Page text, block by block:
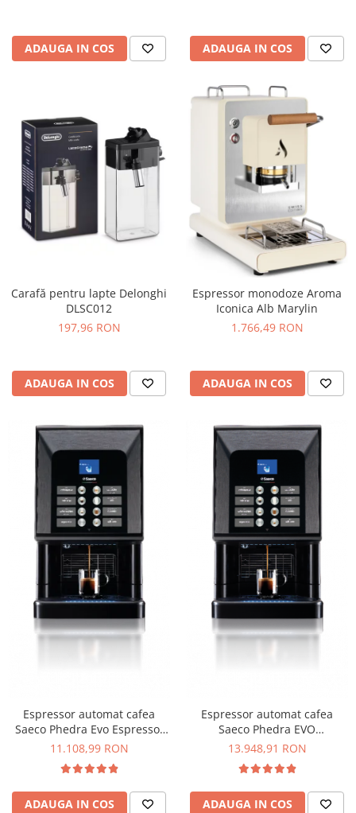
ADAUGA IN COS ADAUGA IN COS
Carafă pentru lapte Delonghi
DLSC012
197,96 RON
ADAUGA IN COS
Espressor monodoze Aroma
Iconica Alb Marylin
1.766,49 RON
ADAUGA IN COS
Espressor automat cafea
Saeco Phedra Evo Espresso,
Clasa A+, 1650W, Conectare
11.108,99 RON
ADAUGA IN COS
Espressor automat cafea
Saeco Phedra EVO
Cappuccino
13.948,91 RON
ADAUGA IN COS